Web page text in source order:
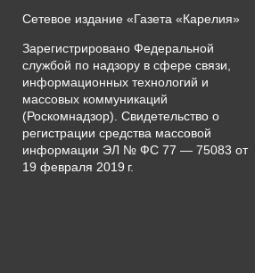
Сетевое издание «Газета «Карелия»
Зарегистрировано Федеральной
службой по надзору в сфере связи,
информационных технологий и
массовых коммуникаций
(Роскомнадзор). Свидетельство о
регистрации средства массовой
информации ЭЛ № ФС 77 — 75083 от
19 февраля 2019 г.